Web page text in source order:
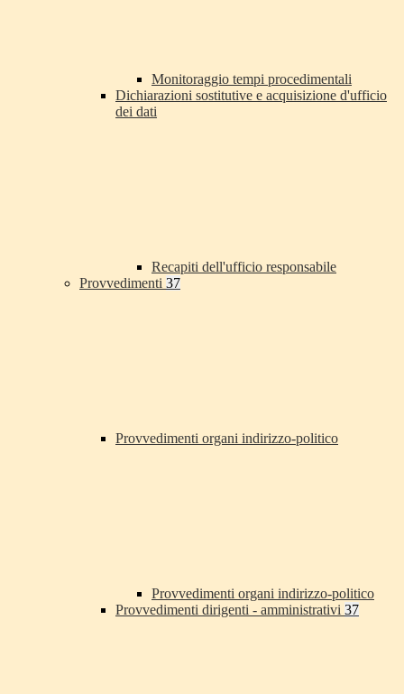
Monitoraggio tempi procedimentali
Dichiarazioni sostitutive e acquisizione d'ufficio
dei dati
Recapiti dell'ufficio responsabile
Provvedimenti 37
Provvedimenti organi indirizzo-politico
Provvedimenti organi indirizzo-politico
Provvedimenti dirigenti - amministrativi 37